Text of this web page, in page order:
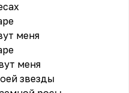
меня
меня
звезды